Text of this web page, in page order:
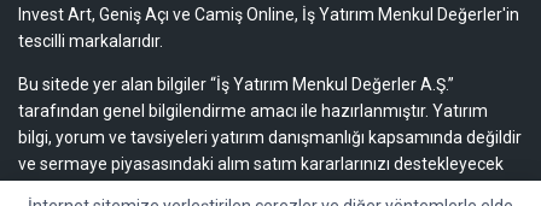
Invest Art, Geniş Açı ve Camiş Online, İş Yatırım Menkul Değerler'in
tescilli markalarıdır.
Bu sitede yer alan bilgiler “İş Yatırım Menkul Değerler A.Ş.”
tarafından genel bilgilendirme amacı ile hazırlanmıştır. Yatırım
bilgi, yorum ve tavsiyeleri yatırım danışmanlığı kapsamında değildir
ve sermaye piyasasındaki alım satım kararlarınızı destekleyecek